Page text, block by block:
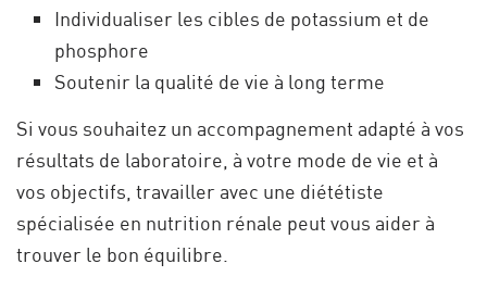
Individualiser les cibles de potassium et de
phosphore
Soutenir la qualité de vie à long terme
Si vous souhaitez un accompagnement adapté à vos
résultats de laboratoire, à votre mode de vie et à
vos objectifs, travailler avec une diététiste
spécialisée en nutrition rénale peut vous aider à
trouver le bon équilibre.